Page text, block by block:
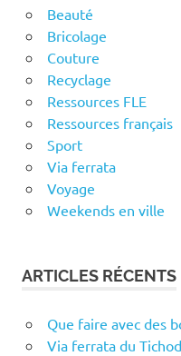
Beauté
Bricolage
Couture
Recyclage
Ressources FLE
Ressources français
Sport
Via ferrata
Voyage
Weekends en ville
ARTICLES RÉCENTS
Que faire avec des
Via ferrata du